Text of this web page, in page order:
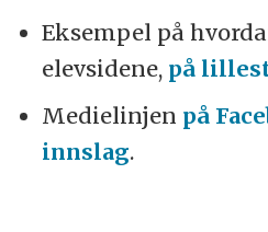
Eksempel på
elevsidene, på
Medielinjen på
innslag.